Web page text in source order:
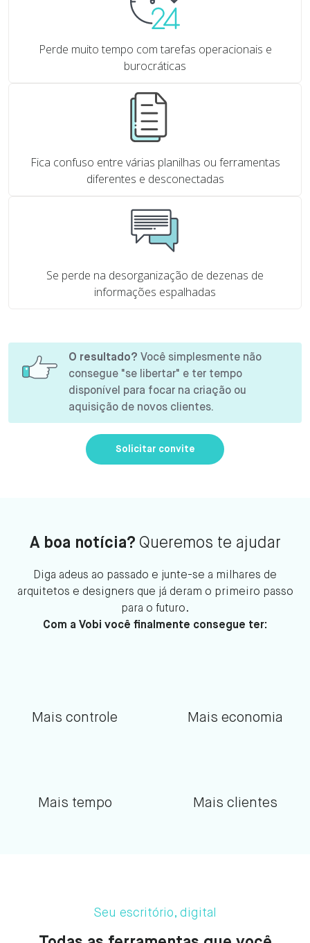
Perde muito tempo com tarefas operacionais e
burocráticas
Fica confuso entre várias planilhas ou ferramentas
diferentes e desconectadas
Se perde na desorganização de dezenas de
informações espalhadas
O resultado? Você simplesmente não
consegue "se libertar" e ter tempo
disponível para focar na criação ou
aquisição de novos clientes.
Solicitar convite
A boa notícia? Queremos te ajudar
Diga adeus ao passado e junte-se a milhares de
arquitetos e designers que já deram o primeiro passo
para o futuro.
Com a Vobi você finalmente consegue ter:
Mais controle Mais economia
Mais tempo Mais clientes
Seu escritório, digital